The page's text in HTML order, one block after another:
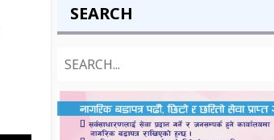
SEARCH